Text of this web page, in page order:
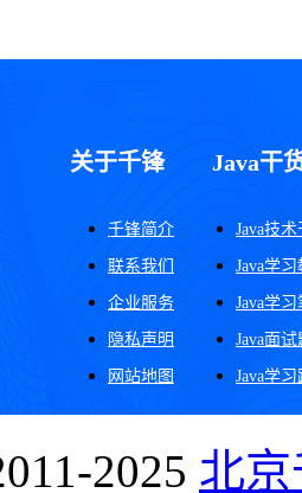
关于千锋
千锋简介
联系我们
企业服务
隐私声明
网站地图
Java干
Java技
Java学
Java学
Java面
Java学
2025 北